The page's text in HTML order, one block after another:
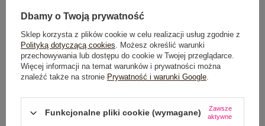
OPIS PRODUKTU
GŁÓWNE PARAMETRY
Dbamy o Twoją prywatność
Sklep korzysta z plików cookie w celu realizacji usług zgodnie z
Polityką dotyczącą cookies. Możesz określić warunki
przechowywania lub dostępu do cookie w Twojej przeglądarce.
Więcej informacji na temat warunków i prywatności można
znaleźć także na stronie Prywatność i warunki Google.
Funkcjonalne pliki cookie (wymagane)
Zawsze
aktywne